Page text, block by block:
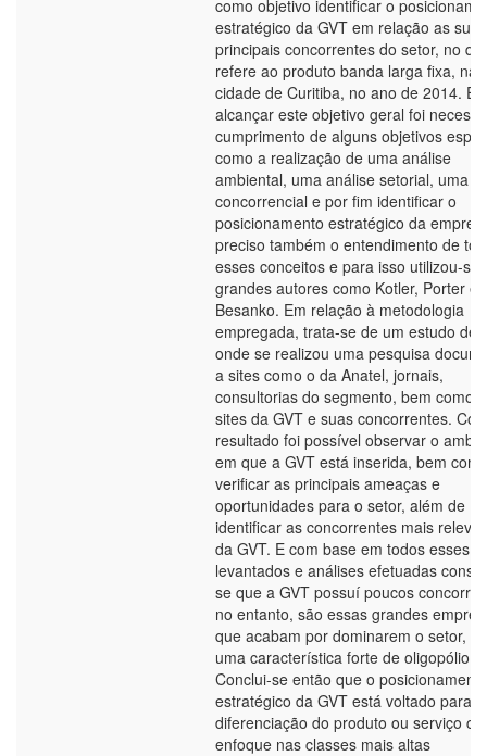
como objetivo identificar o
estratégico da GVT em relação as suas
principais concorrentes do setor, no
refere ao produto banda larga fixa, na
cidade de Curitiba, no ano de 2014. E
alcançar este objetivo geral foi
cumprimento de alguns objetivos
como a realização de uma análise
ambiental, uma análise setorial, uma
concorrencial e por fim identificar o
posicionamento estratégico da
preciso também o entendimento de
esses conceitos e para isso utilizou-se
grandes autores como Kotler, Porter e
Besanko. Em relação à metodologia
empregada, trata-se de um estudo de
onde se realizou uma pesquisa
a sites como o da Anatel, jornais,
consultorias do segmento, bem como
sites da GVT e suas concorrentes.
resultado foi possível observar o
em que a GVT está inserida, bem
verificar as principais ameaças e
oportunidades para o setor, além de
identificar as concorrentes mais
da GVT. E com base em todos esses
levantados e análises efetuadas
se que a GVT possuí poucos
no entanto, são essas grandes
que acabam por dominarem o setor,
uma característica forte de oligopólio.
Conclui-se então que o posicionamento
estratégico da GVT está voltado para a
diferenciação do produto ou serviço
enfoque nas classes mais altas